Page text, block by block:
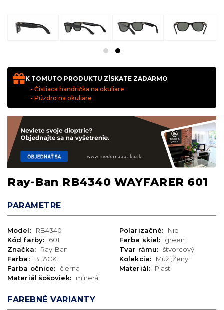
K TOMUTO PRODUKTU ZÍSKATE ZADARMO
- Čistiaca handrička na okuliare
- Púzdro na okuliare
Ray-Ban RB4340 WAYFARER 601
PARAMETRE
Model:
RB4340
Kód farby:
601
Značka:
Ray-Ban
Farba:
BLACK
Farba očnice: čierna
Materiál šošoviek:
minerál
Polarizačné:
Nie
Farba skiel:
green
Tvar rámu: štvorcový
Kolekcia:
Muži,Ženy
Materiál:
Plast
FAREBNÉ VARIANTY